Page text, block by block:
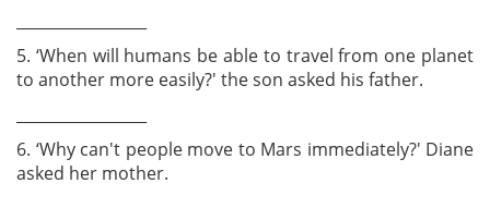
5. ‘When will humans be able to travel from one planet
to another more easily?' the son asked his father.
6. ‘Why can't people move to Mars immediately?' Diane
asked her mother.